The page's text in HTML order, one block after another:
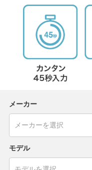
メーカー
モデル